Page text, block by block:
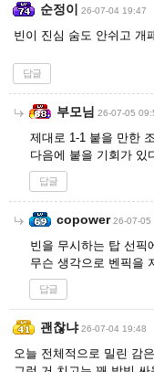
순정이 26-07-04 19:47
빈이 진심 숨도 안쉬고 개
답글
부모님 26-07-05
제대로 1-1 붙을 만한
다음에 붙을 기회가 있
답글
copower 26-07-05
빈을 무시하는 탑 선픽
무슨 생각으로 벤픽을
답글
괜찮냐 26-07-04 19:48
오늘 전체적으로 밀린 감